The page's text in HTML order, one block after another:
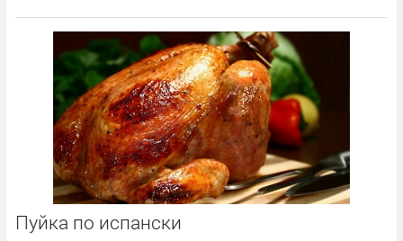
Пуйка по испански